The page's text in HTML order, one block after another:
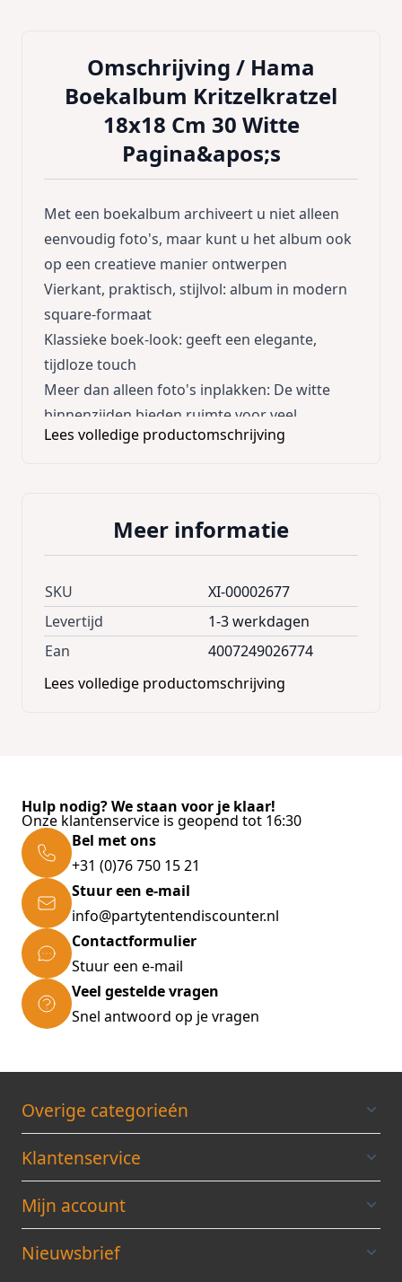
Omschrijving / Hama
Boekalbum Kritzelkratzel
18x18 Cm 30 Witte
Pagina&apos;s
Met een boekalbum archiveert u niet alleen
eenvoudig foto's, maar kunt u het album ook
op een creatieve manier ontwerpen
Vierkant, praktisch, stijlvol: album in modern
square-formaat
Klassieke boek-look: geeft een elegante,
tijdloze touch
Meer dan alleen foto's inplakken: De witte
binnenzijden bieden ruimte voor veel
anekdotes bij de individuele foto's en andere
plakt
Gelamineerde kunstdruk: sterke, duurzame
omslag die gemakkelijk kan worden
lijmroller
Met speciale pennen beschrijft u uw album op
persoonlijke wijze
Lees volledige productomschrijving
Meer informatie
SKU
XI-00002677
Levertijd
1-3 werkdagen
Ean
4007249026774
Lees volledige productomschrijving
Hulp nodig? We staan voor je klaar!
Onze klantenservice is geopend tot 16:30
Bel met ons
+31 (0)76 750 15 21
Stuur een e-mail
info@partytentendiscounter.nl
Contactformulier
Stuur een e-mail
Veel gestelde vragen
Snel antwoord op je vragen
Overige categorieén
Klantenservice
Mijn account
Nieuwsbrief